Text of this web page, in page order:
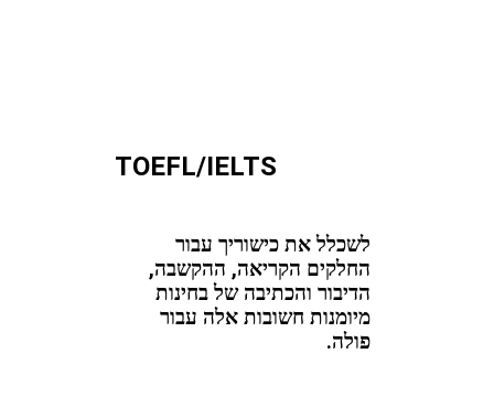
TOEFL/IELTS
לשכלל את כישוריך עבור
החלקים הקריאה, ההקשבה,
הדיבור והכתיבה של בחינות
מיומנות חשובות אלה עבור
פולה.